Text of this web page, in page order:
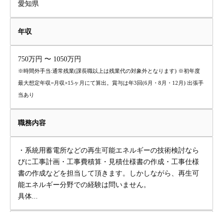
愛知県
年収
750万円 〜 1050万円
※時間外手当:通常残業(課長職以上は残業代の対象外となります) ※初年度
最大想定年収=月収×15ヶ月にて算出。賞与は年3回(6月・8月・12月) 出張手
当あり
職務内容
・系統用蓄電所などの再生可能エネルギーの技術検討なら
びに工事計画・工事費積算・見積仕様書の作成・工事仕様
書の作成などを担当して頂きます。しかしながら、再生可
能エネルギー分野での経験は問いません。
具体...